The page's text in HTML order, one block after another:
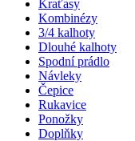
Kraťasy
Kombinézy
3/4 kalhoty
Dlouhé kalhoty
Spodní prádlo
Návleky
Čepice
Rukavice
Ponožky
Doplňky